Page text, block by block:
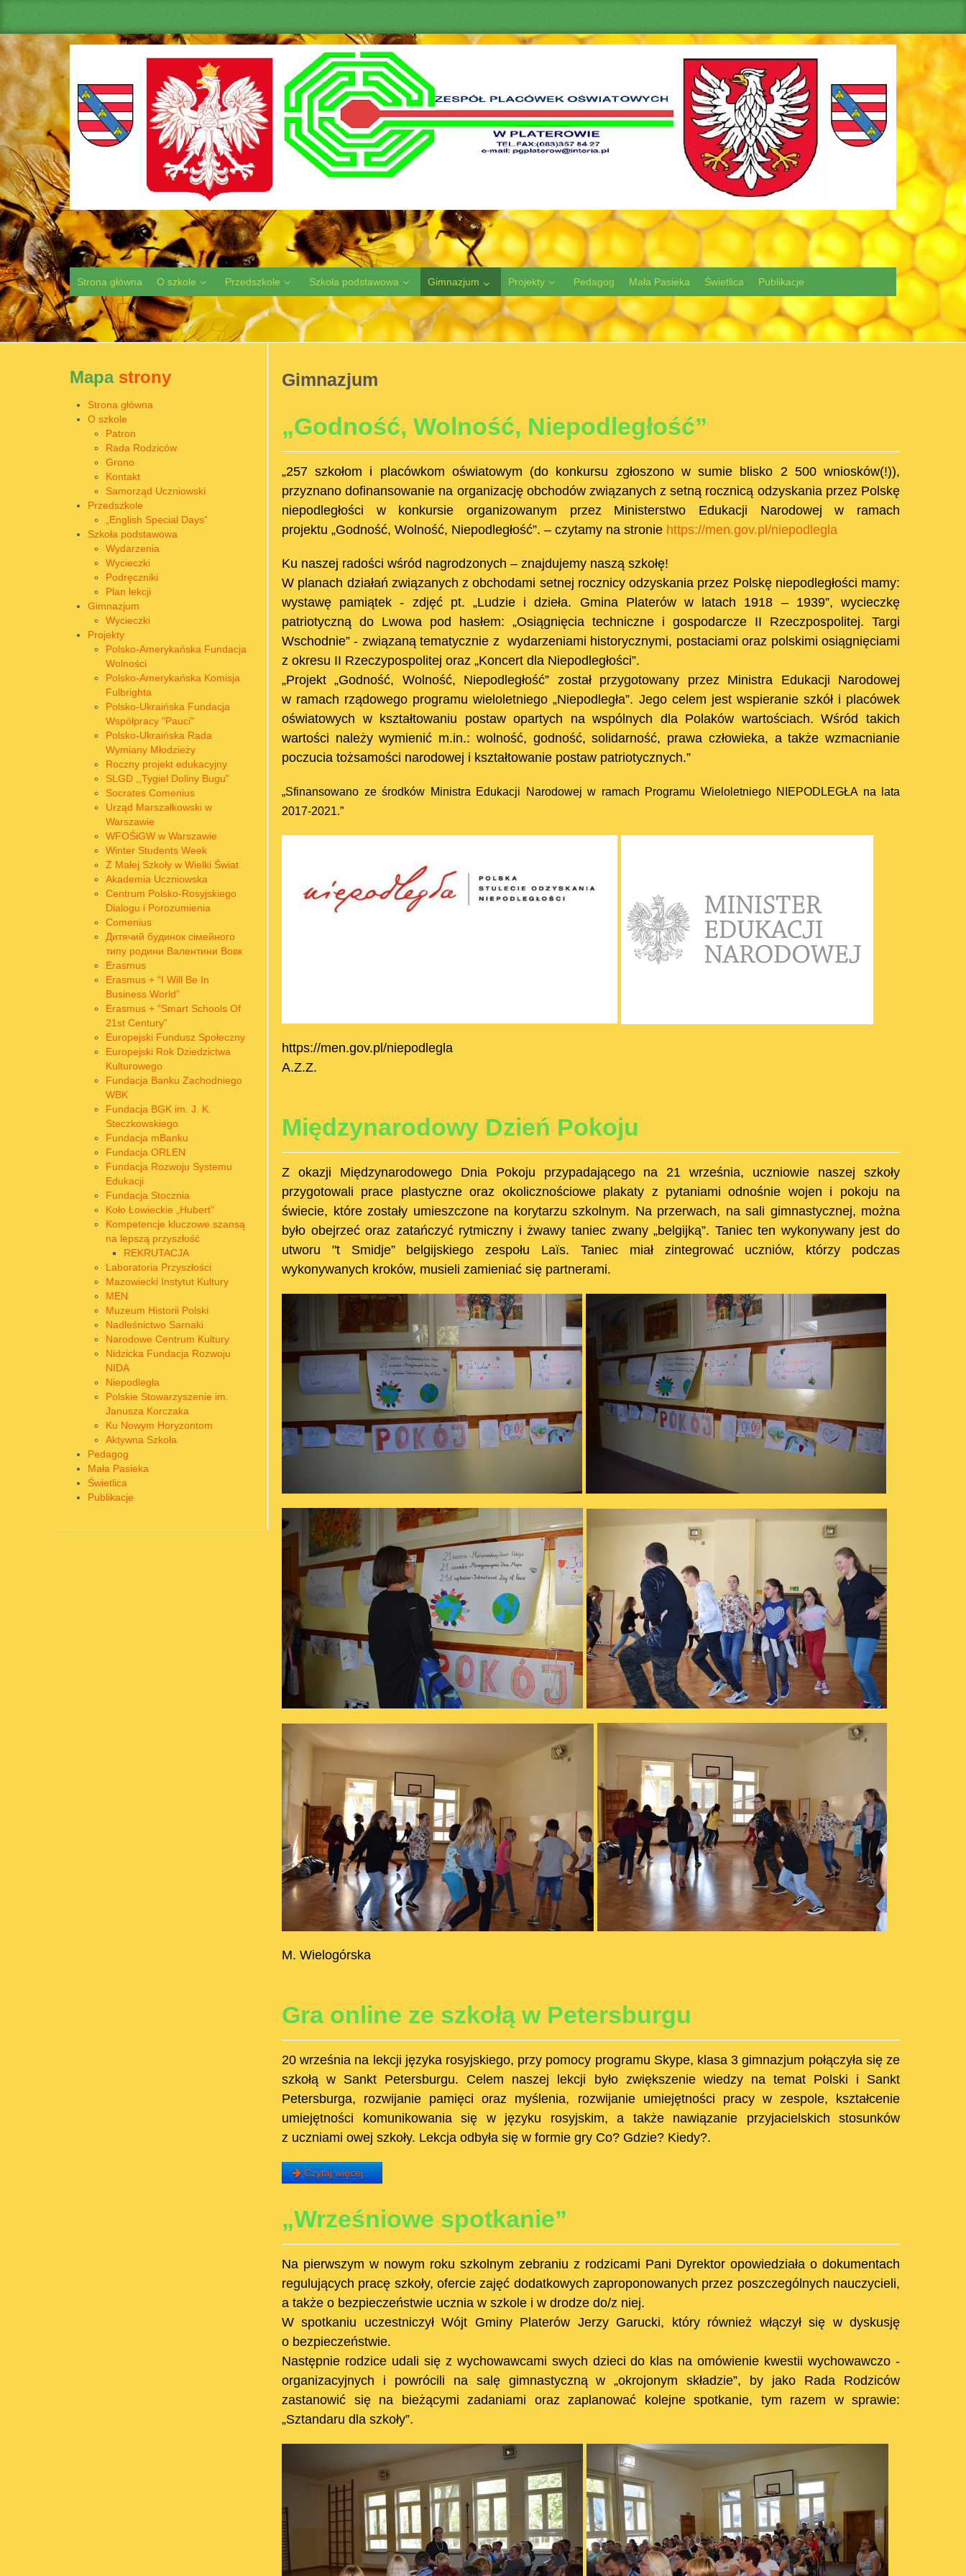
Strona główna O szkole Przedszkole Szkoła podstawowa Gimnazjum Projekty Pedagog Mała Pasieka Świetlica Publikacje
Gimnazjum
„Godność, Wolność, Niepodległość”
„257 szkołom i placówkom oświatowym (do konkursu zgłoszono w sumie blisko 2 500 wniosków(!)),
przyznano dofinansowanie na organizację obchodów związanych z setną rocznicą odzyskania przez Polskę
niepodległości w konkursie organizowanym przez Ministerstwo Edukacji Narodowej w ramach
projektu „Godność, Wolność, Niepodległość”. – czytamy na stronie https://men.gov.pl/niepodlegla
Ku naszej radości wśród nagrodzonych – znajdujemy naszą szkołę!
W planach działań związanych z obchodami setnej rocznicy odzyskania przez Polskę niepodległości mamy:
wystawę pamiątek - zdjęć pt. „Ludzie i dzieła. Gmina Platerów w latach 1918 – 1939”, wycieczkę
patriotyczną do Lwowa pod hasłem: „Osiągnięcia techniczne i gospodarcze II Rzeczpospolitej. Targi
Wschodnie” - związaną tematycznie z wydarzeniami historycznymi, postaciami oraz polskimi osiągnięciami
z okresu II Rzeczypospolitej oraz „Koncert dla Niepodległości”.
„Projekt „Godność, Wolność, Niepodległość” został przygotowany przez Ministra Edukacji Narodowej
w ramach rządowego programu wieloletniego „Niepodległa”. Jego celem jest wspieranie szkół i placówek
oświatowych w kształtowaniu postaw opartych na wspólnych dla Polaków wartościach. Wśród takich
wartości należy wymienić m.in.: wolność, godność, solidarność, prawa człowieka, a także wzmacnianie
poczucia tożsamości narodowej i kształtowanie postaw patriotycznych.”
„Sfinansowano ze środków Ministra Edukacji Narodowej w ramach Programu Wieloletniego NIEPODLEGŁA na lata
2017-2021.”
https://men.gov.pl/niepodlegla
A.Z.Z.
Międzynarodowy Dzień Pokoju
Z okazji Międzynarodowego Dnia Pokoju przypadającego na 21 września, uczniowie naszej szkoły
przygotowali prace plastyczne oraz okolicznościowe plakaty z pytaniami odnośnie wojen i pokoju na
świecie, które zostały umieszczone na korytarzu szkolnym. Na przerwach, na sali gimnastycznej, można
było obejrzeć oraz zatańczyć rytmiczny i żwawy taniec zwany „belgijką”. Taniec ten wykonywany jest do
utworu "t Smidje” belgijskiego zespołu Laïs. Taniec miał zintegrować uczniów, którzy podczas
wykonywanych kroków, musieli zamieniać się partnerami.
M. Wielogórska
Gra online ze szkołą w Petersburgu
20 września na lekcji języka rosyjskiego, przy pomocy programu Skype, klasa 3 gimnazjum połączyła się ze
szkołą w Sankt Petersburgu. Celem naszej lekcji było zwiększenie wiedzy na temat Polski i Sankt
Petersburga, rozwijanie pamięci oraz myślenia, rozwijanie umiejętności pracy w zespole, kształcenie
umiejętności komunikowania się w języku rosyjskim, a także nawiązanie przyjacielskich stosunków
z uczniami owej szkoły. Lekcja odbyła się w formie gry Co? Gdzie? Kiedy?.
Czytaj więcej...
„Wrześniowe spotkanie”
Na pierwszym w nowym roku szkolnym zebraniu z rodzicami Pani Dyrektor opowiedziała o dokumentach
regulujących pracę szkoły, ofercie zajęć dodatkowych zaproponowanych przez poszczególnych nauczycieli,
a także o bezpieczeństwie ucznia w szkole i w drodze do/z niej.
W spotkaniu uczestniczył Wójt Gminy Platerów Jerzy Garucki, który również włączył się w dyskusję
o bezpieczeństwie.
Następnie rodzice udali się z wychowawcami swych dzieci do klas na omówienie kwestii wychowawczo -
organizacyjnych i powrócili na salę gimnastyczną w „okrojonym składzie”, by jako Rada Rodziców
zastanowić się na bieżącymi zadaniami oraz zaplanować kolejne spotkanie, tym razem w sprawie:
„Sztandaru dla szkoły”.
Mapastrony
Strona główna
O szkole
Patron
Rada Rodziców
Grono
Kontakt
Samorząd Uczniowski
Przedszkole
„English Special Days”
Szkoła podstawowa
Wydarzenia
Wycieczki
Podręczniki
Plan lekcji
Gimnazjum
Wycieczki
Projekty
Polsko-Amerykańska Fundacja
Wolności
Polsko-Amerykańska Komisja
Fulbrighta
Polsko-Ukraińska Fundacja
Współpracy "Pauci"
Polsko-Ukraińska Rada
Wymiany Młodzieży
Roczny projekt edukacyjny
SLGD ,,Tygiel Doliny Bugu”
Socrates Comenius
Urząd Marszałkowski w
Warszawie
WFOŚiGW w Warszawie
Winter Students Week
Z Małej Szkoły w Wielki Świat
Akademia Uczniowska
Centrum Polsko-Rosyjskiego
Dialogu i Porozumienia
Comenius
Дитячий будинок сімейного
типу родини Валентини Вовк
Erasmus
Erasmus + “I Will Be In
Business World”
Erasmus + “Smart Schools Of
21st Century”
Europejski Fundusz Społeczny
Europejski Rok Dziedzictwa
Kulturowego
Fundacja Banku Zachodniego
WBK
Fundacja BGK im. J. K.
Steczkowskiego
Fundacja mBanku
Fundacja ORLEN
Fundacja Rozwoju Systemu
Edukacji
Fundacja Stocznia
Koło Łowieckie „Hubert”
Kompetencje kluczowe szansą
na lepszą przyszłość
REKRUTACJA
Laboratoria Przyszłości
Mazowiecki Instytut Kultury
MEN
Muzeum Historii Polski
Nadleśnictwo Sarnaki
Narodowe Centrum Kultury
Nidzicka Fundacja Rozwoju
NIDA
Niepodległa
Polskie Stowarzyszenie im.
Janusza Korczaka
Ku Nowym Horyzontom
Aktywna Szkoła
Pedagog
Mała Pasieka
Świetlica
Publikacje